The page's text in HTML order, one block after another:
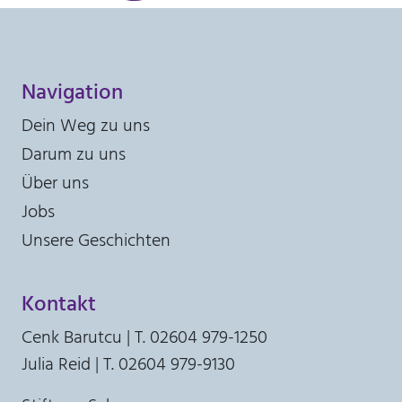
Navigation
Dein Weg zu uns
Darum zu uns
Über uns
Jobs
Unsere Geschichten
Kontakt
Cenk Barutcu | T. 02604 979-1250
Julia Reid | T. 02604 979-9130